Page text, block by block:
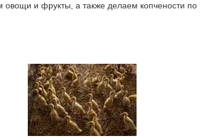
и фрукты, а также делаем копчености по